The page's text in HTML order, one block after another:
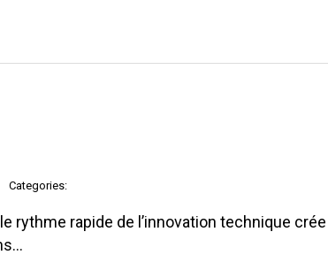
Categories:
rythme rapide de l’innovation technique